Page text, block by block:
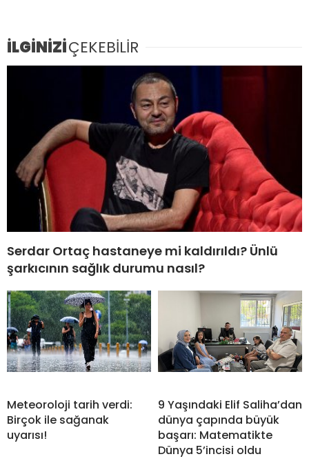
İLGİNİZİÇEKEBİLİR
Serdar Ortaç hastaneye mi kaldırıldı? Ünlü
şarkıcının sağlık durumu nasıl?
Meteoroloji tarih verdi:
Birçok ile sağanak
uyarısı!
9 Yaşındaki Elif Saliha’dan
dünya çapında büyük
başarı: Matematikte
Dünya 5’incisi oldu